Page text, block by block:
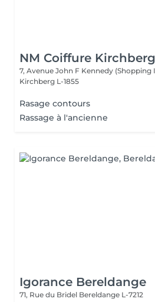
NM Coiffure Kirchberg
7, Avenue John F Kennedy
Kirchberg L-1855
Rasage contours
Rassage à l'ancienne
Igorance Bereldange
71, Rue du Bridel Bereldange L-7212